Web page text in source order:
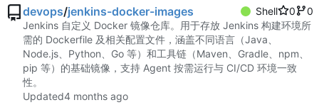
devops/jenkins-docker-images Shell 0
0
Jenkins 自定义 Docker 镜像仓库。用于存放 Jenkins 构建环境所
需的 Dockerfile 及相关配置文件，涵盖不同语言（Java、
Node.js、Python、Go 等）和工具链（Maven、Gradle、npm、
pip 等）的基础镜像，支持 Agent 按需运行与 CI/CD 环境一致
性。
Updated